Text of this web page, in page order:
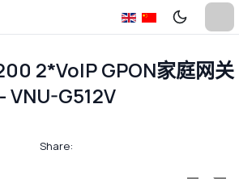
2*VoIP GPON家庭网关
- VNU-G512V
Share: